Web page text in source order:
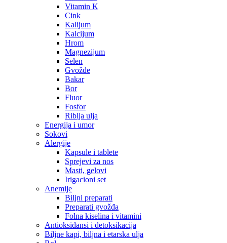
Vitamin K
Cink
Kalijum
Kalcijum
Hrom
Magnezijum
Selen
Gvožđe
Bakar
Bor
Fluor
Fosfor
Riblja ulja
Energija i umor
Sokovi
Alergije
Kapsule i tablete
Sprejevi za nos
Masti, gelovi
Irigacioni set
Anemije
Biljni preparati
Preparati gvožđa
Folna kiselina i vitamini
Antioksidansi i detoksikacija
Biljne kapi, biljna i etarska ulja